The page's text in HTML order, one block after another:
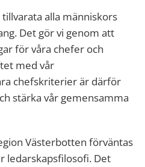
alla människors
Det gör vi genom att
för våra chefer och
med vår
chefskriterier är därför
stärka vår gemensamma
Västerbotten förväntas
ledarskapsfilosofi. Det